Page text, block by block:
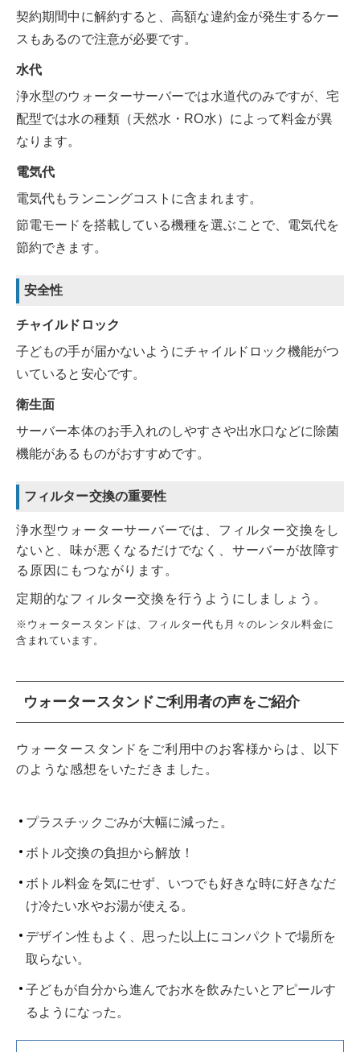
契約期間中に解約すると、高額な違約金が発生するケー
スもあるので注意が必要です。
水代
浄水型のウォーターサーバーでは水道代のみですが、宅
配型では水の種類（天然水・RO水）によって料金が異
なります。
電気代
電気代もランニングコストに含まれます。
節電モードを搭載している機種を選ぶことで、電気代を
節約できます。
安全性
チャイルドロック
子どもの手が届かないようにチャイルドロック機能がつ
いていると安心です。
衛生面
サーバー本体のお手入れのしやすさや出水口などに除菌
機能があるものがおすすめです。
フィルター交換の重要性
浄水型ウォーターサーバーでは、フィルター交換をし
ないと、味が悪くなるだけでなく、サーバーが故障す
る原因にもつながります。
定期的なフィルター交換を行うようにしましょう。
※ウォータースタンドは、フィルター代も月々のレンタル料金に
含まれています。
ウォータースタンドご利用者の声をご紹介
ウォータースタンドをご利用中のお客様からは、以下
のような感想をいただきました。
プラスチックごみが大幅に減った。
ボトル交換の負担から解放！
ボトル料金を気にせず、いつでも好きな時に好きなだ
け冷たい水やお湯が使える。
デザイン性もよく、思った以上にコンパクトで場所を
取らない。
子どもが自分から進んでお水を飲みたいとアピールす
るようになった。